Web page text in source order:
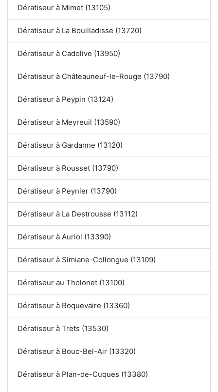
Dératiseur à Mimet (13105)
Dératiseur à La Bouilladisse (13720)
Dératiseur à Cadolive (13950)
Dératiseur à Châteauneuf-le-Rouge (13790)
Dératiseur à Peypin (13124)
Dératiseur à Meyreuil (13590)
Dératiseur à Gardanne (13120)
Dératiseur à Rousset (13790)
Dératiseur à Peynier (13790)
Dératiseur à La Destrousse (13112)
Dératiseur à Auriol (13390)
Dératiseur à Simiane-Collongue (13109)
Dératiseur au Tholonet (13100)
Dératiseur à Roquevaire (13360)
Dératiseur à Trets (13530)
Dératiseur à Bouc-Bel-Air (13320)
Dératiseur à Plan-de-Cuques (13380)